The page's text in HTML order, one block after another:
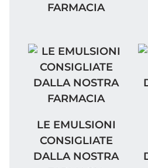
FARMACIA
LE EMULSIONI
LE EMULSIONI
CONSIGLIATE
DALLA NOSTRA